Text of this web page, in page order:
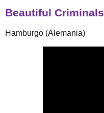
Beautiful Criminals
Hamburgo (Alemania)